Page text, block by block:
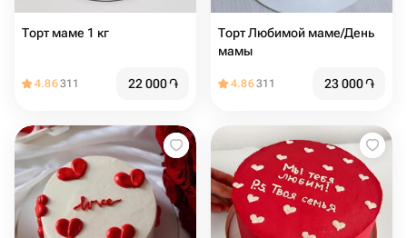
Торт маме 1 кг
4.86311 22 000֏
Торт Любимой маме/День
мамы
4.86311 23 000֏